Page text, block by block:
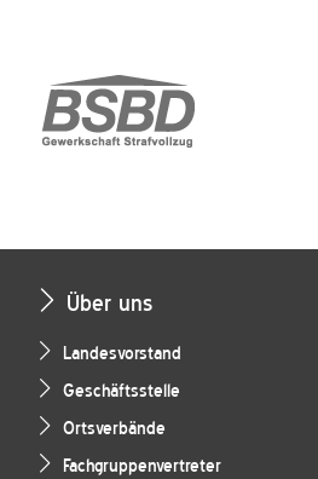
Über uns
Landesvorstand
Geschäftsstelle
Ortsverbände
Fachgruppenvertreter